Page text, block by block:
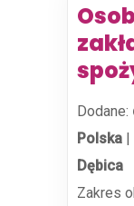
Dodane:
Polska |
Dębica
Zakres